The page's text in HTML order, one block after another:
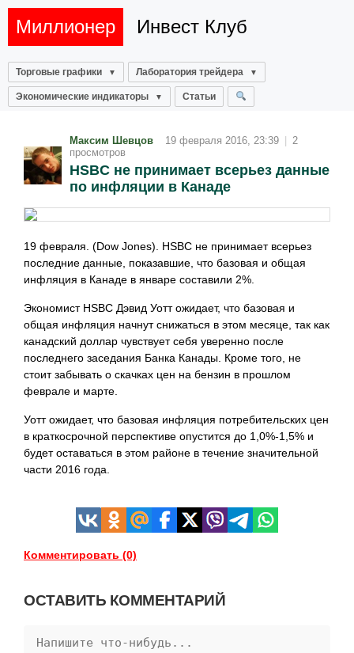
Миллионер Инвест Клуб
Торговые графики Лаборатория трейдера
Экономические индикаторы Статьи
Максим Шевцов 19 февраля 2016, 23:39
2
просмотров
HSBC не принимает всерьез данные
по инфляции в Канаде
19 февраля. (Dow Jones). HSBC не принимает всерьез
последние данные, показавшие, что базовая и общая
инфляция в Канаде в январе составили 2%.
Экономист HSBC Дэвид Уотт ожидает, что базовая и
общая инфляция начнут снижаться в этом месяце, так как
канадский доллар чувствует себя уверенно после
последнего заседания Банка Канады. Кроме того, не
стоит забывать о скачках цен на бензин в прошлом
феврале и марте.
Уотт ожидает, что базовая инфляция потребительских цен
в краткосрочной перспективе опустится до 1,0%-1,5% и
будет оставаться в этом районе в течение значительной
части 2016 года.
Комментировать (0)
ОСТАВИТЬ КОММЕНТАРИЙ